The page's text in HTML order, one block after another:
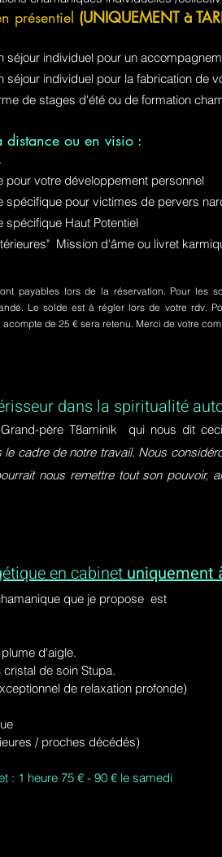
présentiel (UNIQUEMENT à
séjour individuel pour un
séjour individuel pour la fabrication de
de stages d'été ou de formation
distance ou en visio :
votre développement personnel
spécifique pour victimes de pervers
Haut Potentiel
Mission d'âme ou livret
payables lors de la réservation. Pour les
Le solde est à régler lors de votre rdv.
de 25 € sera retenu. Merci de votre
dans la spiritualité
père T8aminik qui nous dit
le cadre de notre travail. Nous
nous remettre tout son pouvoir,
en cabinetuniquement
que je propose est
d'aigle.
de soin Stupa.
de relaxation profonde)
/ proches décédés)
: 1 heure 75 € - 90 € le samedi